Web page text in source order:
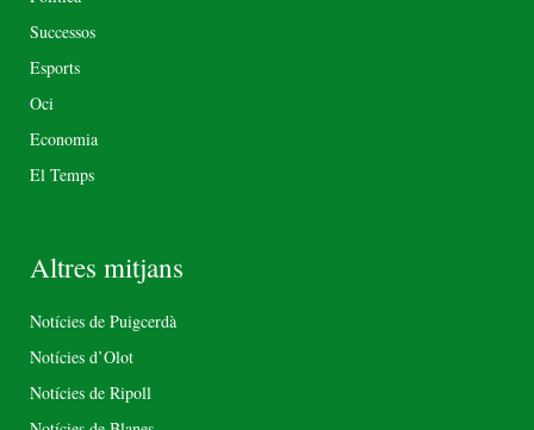
Successos
Esports
Oci
Economia
El Temps
Altres mitjans
Notícies de Puigcerdà
Notícies d’Olot
Notícies de Ripoll